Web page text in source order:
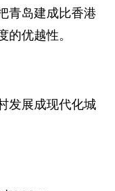
青岛建成比香港
优越性。
发展成现代化城